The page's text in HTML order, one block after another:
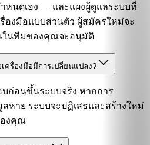
หนดเอง — และแผงผู้ดูแลระบบที่
องมือแบบส่วนตัว ผู้สมัครใหม่จะ
ในทีมของคุณจะอนุมัติ
ครื่องมือมีการเปลี่ยนแปลง?
ก่อนขึ้นระบบจริง หากการ
หาย ระบบจะปฏิเสธและสร้างใหม่
องคุณ